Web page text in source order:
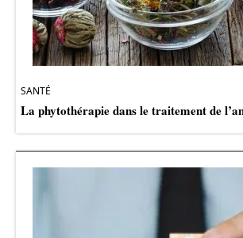
SANTÉ
La phytothérapie dans le traitement de